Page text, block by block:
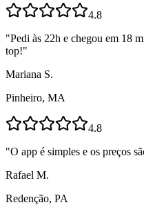
4.8
"Pedi às 22h e chegou em 18
top!"
Mariana S.
Pinheiro, MA
4.8
"O app é simples e os preços
Rafael M.
Redenção, PA